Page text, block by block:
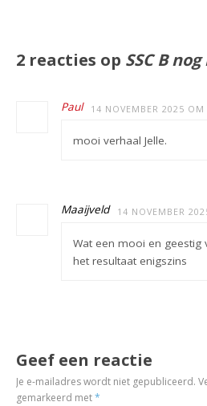
2 reacties op SSC B
Paul 14 NOVEMBER 2025 OM
mooi verhaal Jelle.
Maaijveld 14 NOVEMBER
Wat een mooi en geestig
het resultaat enigszins
Geef een reactie
Je e-mailadres wordt niet gepubliceerd.
gemarkeerd met*